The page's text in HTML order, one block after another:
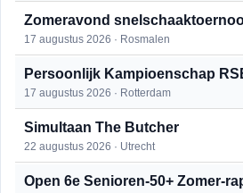
Zomeravond
17 augustus 2026 · Rosmalen
Persoonlijk Kampioenschap
17 augustus 2026 · Rotterdam
Simultaan The Butcher
22 augustus 2026 · Utrecht
Open 6e Senioren-50+ Zomer-